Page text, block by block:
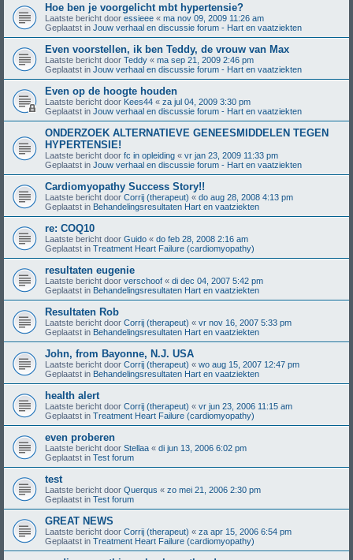
Hoe ben je voorgelicht mbt hypertensie?
Laatste bericht door essieee « ma nov 09, 2009 11:26 am
Geplaatst in Jouw verhaal en discussie forum - Hart en vaatziekten
Even voorstellen, ik ben Teddy, de vrouw van Max
Laatste bericht door Teddy « ma sep 21, 2009 2:46 pm
Geplaatst in Jouw verhaal en discussie forum - Hart en vaatziekten
Even op de hoogte houden
Laatste bericht door Kees44 « za jul 04, 2009 3:30 pm
Geplaatst in Jouw verhaal en discussie forum - Hart en vaatziekten
ONDERZOEK ALTERNATIEVE GENEESMIDDELEN TEGEN
HYPERTENSIE!
Laatste bericht door fc in opleiding « vr jan 23, 2009 11:33 pm
Geplaatst in Jouw verhaal en discussie forum - Hart en vaatziekten
Cardiomyopathy Success Story!!
Laatste bericht door Corrij (therapeut) « do aug 28, 2008 4:13 pm
Geplaatst in Behandelingsresultaten Hart en vaatziekten
re: COQ10
Laatste bericht door Guido « do feb 28, 2008 2:16 am
Geplaatst in Treatment Heart Failure (cardiomyopathy)
resultaten eugenie
Laatste bericht door verschoof « di dec 04, 2007 5:42 pm
Geplaatst in Behandelingsresultaten Hart en vaatziekten
Resultaten Rob
Laatste bericht door Corrij (therapeut) « vr nov 16, 2007 5:33 pm
Geplaatst in Behandelingsresultaten Hart en vaatziekten
John, from Bayonne, N.J. USA
Laatste bericht door Corrij (therapeut) « wo aug 15, 2007 12:47 pm
Geplaatst in Behandelingsresultaten Hart en vaatziekten
health alert
Laatste bericht door Corrij (therapeut) « vr jun 23, 2006 11:15 am
Geplaatst in Treatment Heart Failure (cardiomyopathy)
even proberen
Laatste bericht door Stellaa « di jun 13, 2006 6:02 pm
Geplaatst in Test forum
test
Laatste bericht door Querqus « zo mei 21, 2006 2:30 pm
Geplaatst in Test forum
GREAT NEWS
Laatste bericht door Corrij (therapeut) « za apr 15, 2006 6:54 pm
Geplaatst in Treatment Heart Failure (cardiomyopathy)